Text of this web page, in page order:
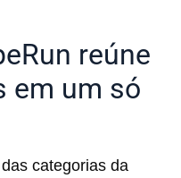
reúne
em um só
categorias da